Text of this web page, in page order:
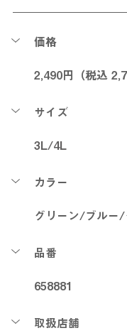
価格
2,490円（税込
サイズ
3L/4L
カラー
グリーン/ブルー/
品番
658881
取扱店舗